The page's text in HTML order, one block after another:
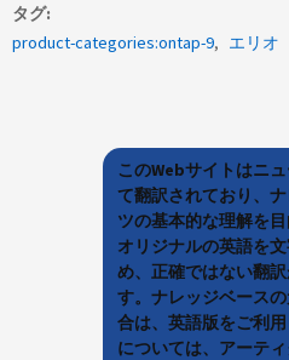
タグ
product-categories:ontap-9
エリオ
このWebサイトはニ
て翻訳されており、
ツの基本的な理解を
オリジナルの英語を
め、正確ではない翻
す。ナレッジベース
合は、英語版をご利
については、アーテ